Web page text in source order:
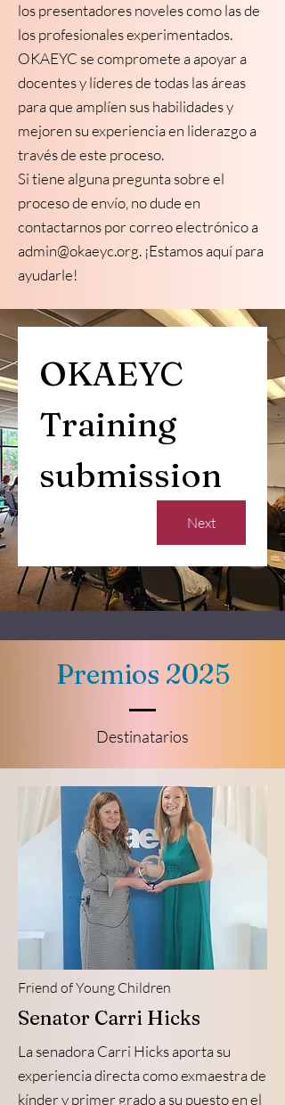
los presentadores noveles como las de
los profesionales experimentados.
OKAEYC se compromete a apoyar a
docentes y líderes de todas las áreas
para que amplíen sus habilidades y
mejoren su experiencia en liderazgo a
través de este proceso.
Si tiene alguna pregunta sobre el
proceso de envío, no dude en
contactarnos por correo electrónico a
admin@okaeyc.org. ¡Estamos aquí para
ayudarle!
OKAEYC
Training
submission
Next
Premios 2025
Destinatarios
Friend of Young Children
Senator Carri Hicks
La senadora Carri Hicks aporta su
experiencia directa como exmaestra de
kínder y primer grado a su puesto en el